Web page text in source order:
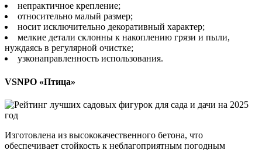
непрактичное крепление;
относительно малый размер;
носит исключительно декоративный характер;
мелкие детали склонны к накоплению грязи и пыли,
нуждаясь в регулярной очистке;
узконаправленность использования.
VSNPO «Птица»
Изготовлена из высококачественного бетона, что
обеспечивает стойкость к неблагоприятным погодным